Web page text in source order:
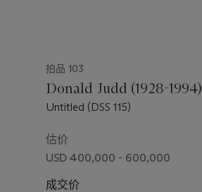
拍品 103
Donald Judd (1928-1994)
Untitled (DSS 115)
估价
USD 400,000 - 600,000
成交价